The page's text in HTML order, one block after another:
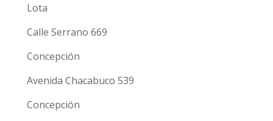
Lota
Calle Serrano 669
Concepción
Avenida Chacabuco 539
Concepción